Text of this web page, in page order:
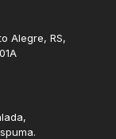
Alegre, RS,